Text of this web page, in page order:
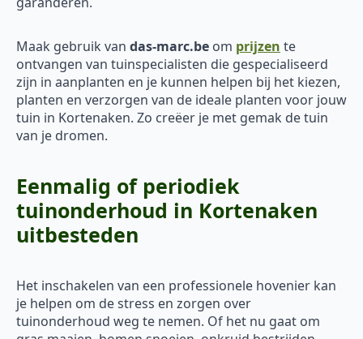
Maak gebruik van das-marc.be om prijzen te
ontvangen van tuinspecialisten die gespecialiseerd
zijn in aanplanten en je kunnen helpen bij het kiezen,
planten en verzorgen van de ideale planten voor jouw
tuin in Kortenaken. Zo creëer je met gemak de tuin
van je dromen.
Eenmalig of periodiek
tuinonderhoud in Kortenaken
uitbesteden
Het inschakelen van een professionele hovenier kan
je helpen om de stress en zorgen over
tuinonderhoud weg te nemen. Of het nu gaat om